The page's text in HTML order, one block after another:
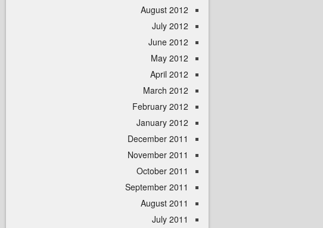
August 2012
July 2012
June 2012
May 2012
April 2012
March 2012
February 2012
January 2012
December 2011
November 2011
October 2011
September 2011
August 2011
July 2011